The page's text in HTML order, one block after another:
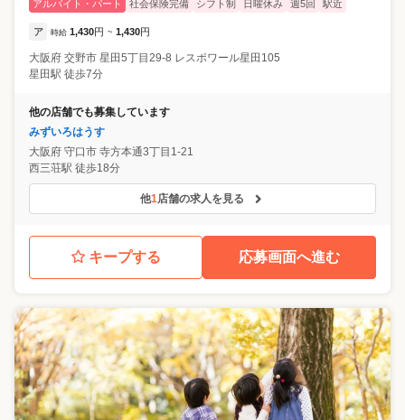
アルバイト・パート 社会保険完備 シフト制 日曜休み 週5回 駅近
ア 時給 1,430円 ~ 1,430円
大阪府 交野市 星田5丁目29-8 レスポワール星田105
星田駅 徒歩7分
他の店舗でも募集しています
みずいろはうす
大阪府 守口市 寺方本通3丁目1-21
西三荘駅 徒歩18分
他1店舗の求人を見る
キープする 応募画面へ進む